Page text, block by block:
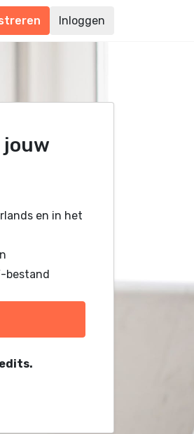
Inloggen
jouw
en in het
bestand